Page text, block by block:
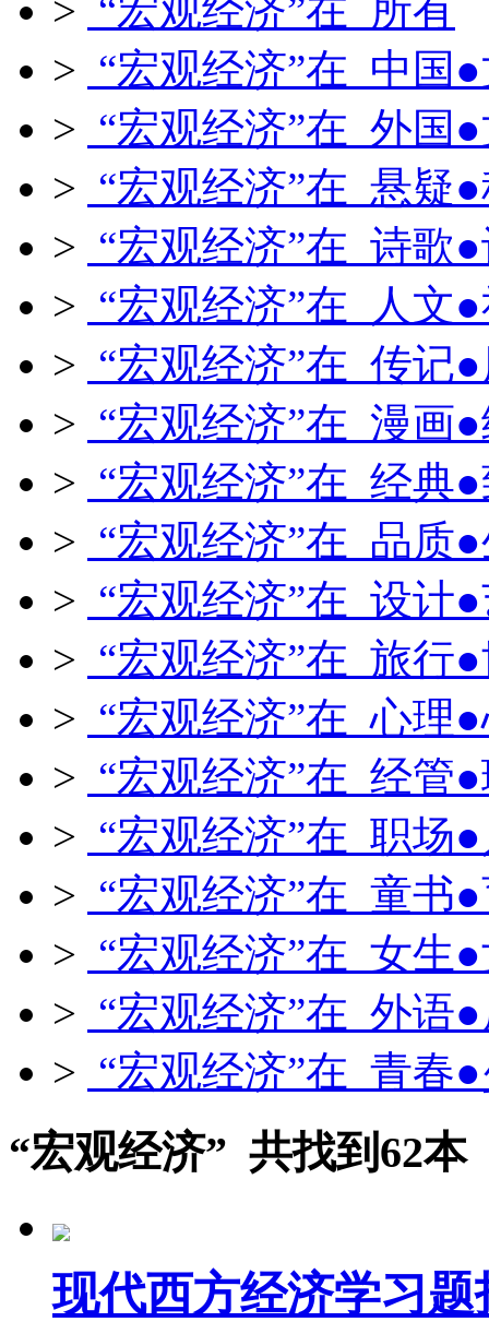
> “宏观经济”在 所有
> “宏观经济”在 中国
> “宏观经济”在 外国
> “宏观经济”在 悬疑
> “宏观经济”在 诗歌
> “宏观经济”在 人文
> “宏观经济”在 传记
> “宏观经济”在 漫画
> “宏观经济”在 经典
> “宏观经济”在 品质
> “宏观经济”在 设计
> “宏观经济”在 旅行
> “宏观经济”在 心理
> “宏观经济”在 经管
> “宏观经济”在 职场
> “宏观经济”在 童书
> “宏观经济”在 女生
> “宏观经济”在 外语
> “宏观经济”在 青春
“宏观经济” 共找到62本
现代西方经济学习